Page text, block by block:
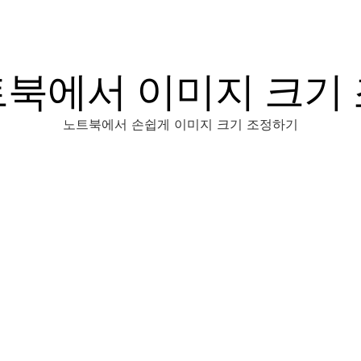
에서 이미지 크기
노트북에서 손쉽게 이미지 크기 조정하기